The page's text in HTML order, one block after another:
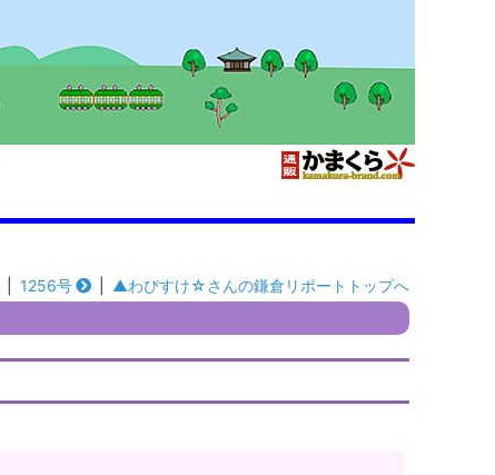
1256号 ▲わびすけ☆さんの鎌倉リポートトップへ